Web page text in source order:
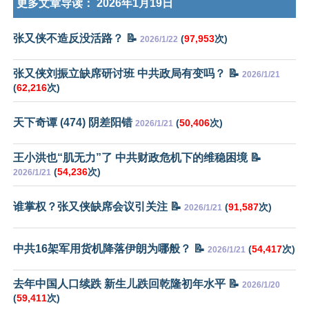
更多文章导读： 2026年1月19日
张又侠不造反没活路？ 📝 2026/1/22 (97,953次)
张又侠刘振立缺席研讨班 中共政局有变吗？ 📝 2026/1/21
(62,216次)
天下奇谭 (474) 阴差阳错 2026/1/21 (50,406次)
王小洪也“肌无力”了 中共财政危机下的维稳困境 📝
2026/1/21 (54,236次)
谁掌权？张又侠缺席会议引关注 📝 2026/1/21 (91,587次)
中共16架军用货机降落伊朗为哪般？ 📝 2026/1/21 (54,417次)
去年中国人口续跌 新生儿跌回乾隆初年水平 📝 2026/1/20
(59,411次)